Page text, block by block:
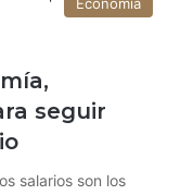
seguir
salarios son los